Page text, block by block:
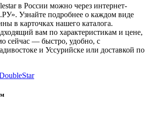
в России можно через интернет-
Узнайте подробнее о каждом виде
в карточках нашего каталога.
вам по характеристикам и цене,
сейчас — быстро, удобно, с
и Уссурийске или доставкой по